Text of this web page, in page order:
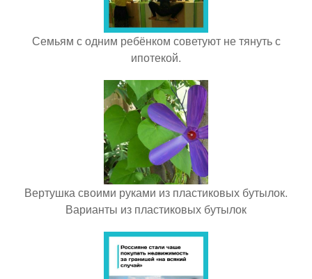
Семьям с одним ребёнком советуют не тянуть с
ипотекой.
Вертушка своими руками из пластиковых бутылок.
Варианты из пластиковых бутылок